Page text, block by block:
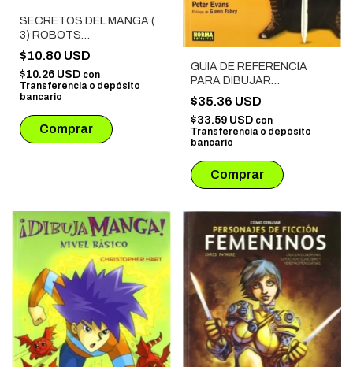
SECRETOS DEL MANGA (
3) ROBOTS
TRANSFORMABLES
$10.80 USD
$10.26 USD con
Transferencia o depósito
bancario
GUIA DE REFERENCIA
PARA DIBUJAR
PERSONAJES DE
FANTASIA
$35.36 USD
$33.59 USD con
Transferencia o depósito
bancario